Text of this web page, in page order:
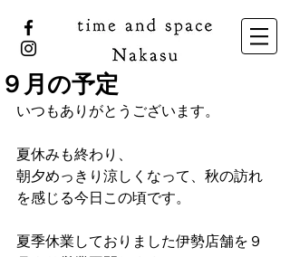
９月の予定
いつもありがとうございます。
夏休みも終わり、
朝夕めっきり涼しくなって、秋の訪れ
を感じる今日この頃です。
夏季休業しておりました伊勢店舗を９